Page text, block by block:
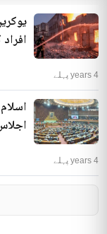
4 years پہلے
4 years پہلے